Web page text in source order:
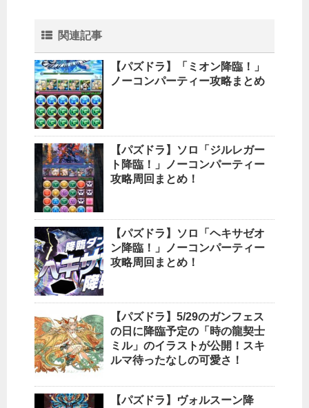
関連記事
【パズドラ】「ミオン降臨！」
ノーコンパーティー攻略まとめ
【パズドラ】ソロ「ジルレガー
ト降臨！」ノーコンパーティー
攻略周回まとめ！
【パズドラ】ソロ「ヘキサゼオ
ン降臨！」ノーコンパーティー
攻略周回まとめ！
【パズドラ】5/29のガンフェス
の日に降臨予定の「時の龍契士
ミル」のイラストが公開！スキ
ルマ待ったなしの可愛さ！
【パズドラ】ヴォルスーン降